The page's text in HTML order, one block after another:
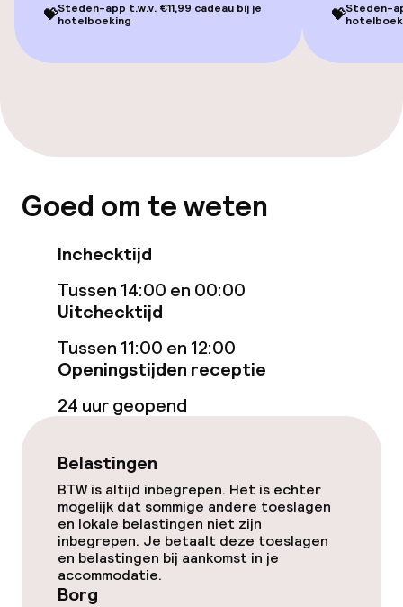
Eet- en drinkgelegenheden
Roomservice
Dieetopties
Glutenvrije opties
Vegetarische opties
Schoonmaakvoorzieningen
Wasservice
Zakelijke faciliteiten
Conferentieruimte
💝Steden-app t.w.v. €11,99 cadeau bij je
hotelboeking
💝Steden-
Goed om te weten
Inchecktijd
Tussen 14:00 en 00:00
Uitchecktijd
Tussen 11:00 en 12:00
Openingstijden receptie
24 uur geopend
Belastingen
BTW is altijd inbegrepen. Het is echter
mogelijk dat sommige andere toeslagen
en lokale belastingen niet zijn
inbegrepen. Je betaalt deze toeslagen
en belastingen bij aankomst in je
accommodatie.
Borg